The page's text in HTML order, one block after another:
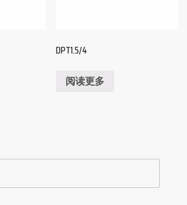
DPT1.5/4
阅读更多